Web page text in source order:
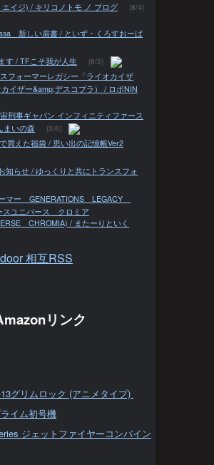
イジ) / キリコノトモ ノ ブログ
(8/4)
新しい肩書 / といず・くろすおーば
す / TFこそ我が人生 (8/2)
フォーマーレガシー「ライオカイザ
イザー&amp;デスコブラ） / ロボNIN
刑事ギャバン インフィニティファース
まいの森
(3/6)
買えた福袋 / 思い出の記憶帳Ver2
知らせ / ゆっくりと共にトランスフォ
ーマー GENERATIONS LEGACY
ユニバース クロミア
CHROMIA) / またーりといく
相互RSS
リンク
グリムロック (アニメタイプ)
イム初号機
ジェットファイヤーコンバイン